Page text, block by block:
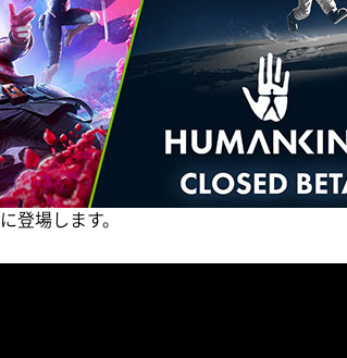
しでした。その中から、興奮冷めやらぬ
』に関する発表をお届けします。どちらも
わる予定です。さらに、新機能に関する
覧もご紹介します。
を救え！
登場します。